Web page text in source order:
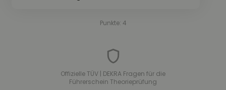
Punkte: 4
Offizielle TÜV | DEKRA Fragen für die
Führerschein Theorieprüfung